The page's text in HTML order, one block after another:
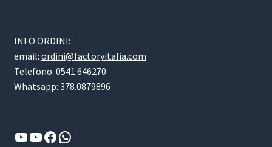
INFO ORDINI:
email: ordini@factoryitalia.com
Telefono: 0541.646270
Whatsapp: 378.0879896
YouTube
YouTube
Facebook
WhatsApp